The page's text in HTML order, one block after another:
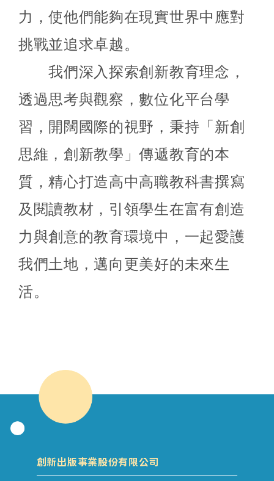
力，使他們能夠在現實世界中應對
挑戰並追求卓越。
我們深入探索創新教育理念，
透過思考與觀察，數位化平台學
習，開闊國際的視野，秉持「新創
思維，創新教學」傳遞教育的本
質，精心打造高中高職教科書撰寫
及閱讀教材，引領學生在富有創造
力與創意的教育環境中，一起愛護
我們土地，邁向更美好的未來生
活。
創新出版事業股份有限公司